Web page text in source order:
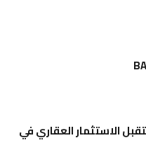
الاستثمار العقاري في